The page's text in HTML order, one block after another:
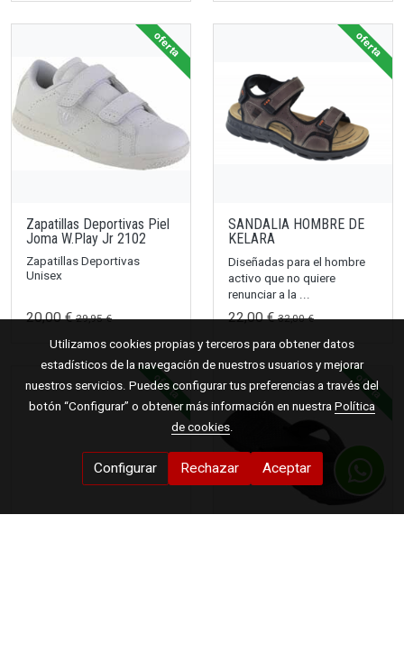
Zapatillas Deportivas Piel
Joma W.Play Jr 2102
Zapatillas Deportivas
Unisex
20,00 €29,95 €
oferta
SANDALIA HOMBRE DE
KELARA
Diseñadas para el hombre
activo que no quiere
renunciar a la ...
22,00 €32,00 €
oferta
oferta oferta
Utilizamos cookies propias y terceros para obtener datos
estadísticos de la navegación de nuestros usuarios y mejorar
nuestros servicios. Puedes configurar tus preferencias a través del
botón “Configurar” o obtener más información en nuestra Política
de cookies.
Configurar Rechazar Aceptar